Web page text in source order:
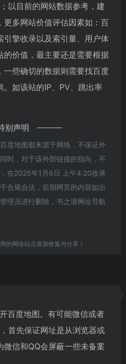
以目前的网站数据参考，建
更多网站价值评估因素如：百
引擎收录以及索引量、用户体
的价值，最主要还是需要根据
一些确切的数据则需要找百度
如该站的IP、PV、跳出率
别声明
度地图都来源于网络，不保证外
时，对于该外部链接的指向，不
在2025年1月6日 上午4:20收录
合规合法，后期网页的内容如出
理员进行删除，书之涯网址导航
的网络站点资源收集与分享！
百度地图。有可能微信或者
首先保证网址是从浏览器或
信和QQ会屏蔽一些未备案